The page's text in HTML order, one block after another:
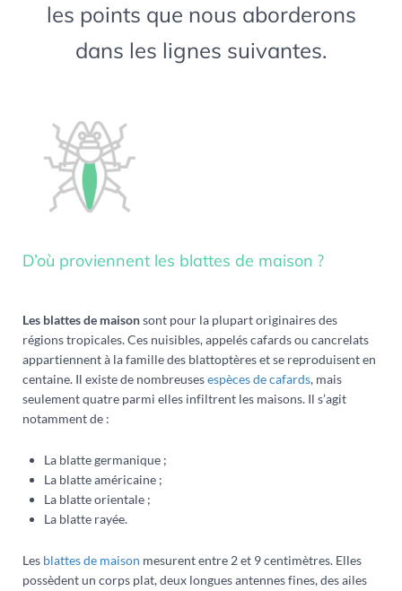
les points que nous aborderons
dans les lignes suivantes.
D’où proviennent les blattes de maison ?
Les blattes de maisonsont pour la plupart originaires des
régions tropicales. Ces nuisibles, appelés cafards ou cancrelats
appartiennent à la famille des blattoptères et se reproduisent en
centaine. Il existe de nombreusesespèces de cafards, mais
seulement quatre parmi elles infiltrent les maisons. Il s’agit
notamment de :
La blatte germanique ;
La blatte américaine ;
La blatte orientale ;
La blatte rayée.
Les blattes de maison mesurent entre 2 et 9 centimètres. Elles
possèdent un corps plat, deux longues antennes fines, des ailes